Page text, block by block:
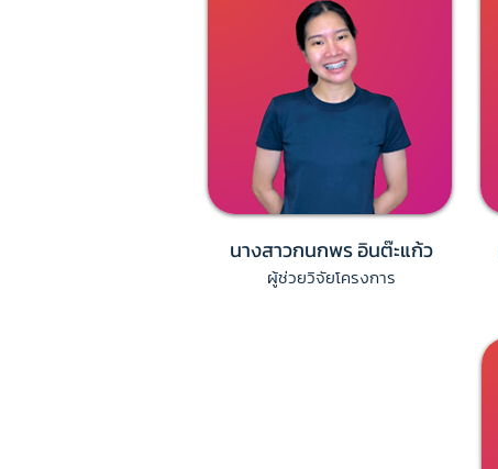
นางสาวกนกพร อินต๊ะแก้ว
ผู้ช่วยวิจัยโครงการ